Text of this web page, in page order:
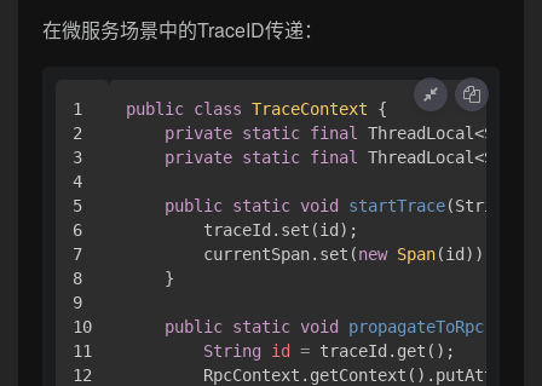
在微服务场景中的TraceID传递：
1
2
3
4
5
6
7
8
9
10
11
12
public class TraceContext {
private static final
private static final
public static void startTrace(String
        traceId.set(id);
        currentSpan.set(
new Span(id));
    }
public static void propagateToRpc
String
id = traceId.get();